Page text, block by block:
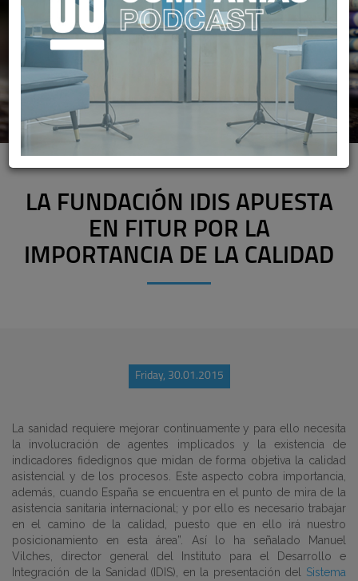
LA FUNDACIÓN IDIS APUESTA
EN FITUR POR LA
IMPORTANCIA DE LA CALIDAD
Friday, 30.01.2015
La sanidad requiere mejorar continuamente y para ello necesita
la involucración de agentes implicados y la existencia de
indicadores fidedignos que midan de forma objetiva la calidad
asistencial y de los procesos. Este aspecto cobra importancia,
además, cuando España se encuentra en el punto de mira de la
asistencia sanitaria internacional; y por ello es necesario trabajar
en el camino de la calidad, puesto que en ello irá nuestro
posicionamiento en esta área”. Así lo ha señalado Manuel
Vilches, director general del Instituto para el Desarrollo e
Integración de la Sanidad (IDIS), en la presentación del Sistema